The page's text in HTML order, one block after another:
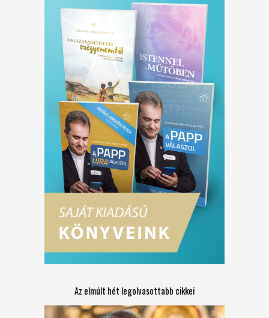
Az elmúlt hét legolvasottabb cikkei